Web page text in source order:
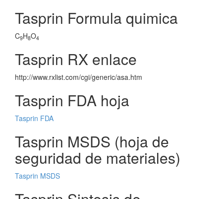
Tasprin Formula quimica
C9H8O4
Tasprin RX enlace
http://www.rxlist.com/cgi/generic/asa.htm
Tasprin FDA hoja
Tasprin FDA
Tasprin MSDS (hoja de
seguridad de materiales)
Tasprin MSDS